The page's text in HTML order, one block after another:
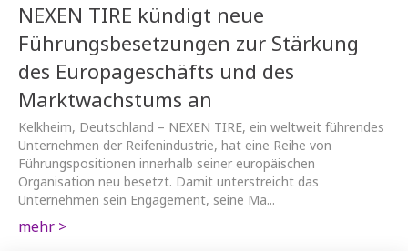
NEXEN TIRE kündigt neue
Führungsbesetzungen zur Stärkung
des Europageschäfts und des
Marktwachstums an
Kelkheim, Deutschland – NEXEN TIRE, ein weltweit führendes
Unternehmen der Reifenindustrie, hat eine Reihe von
Führungspositionen innerhalb seiner europäischen
Organisation neu besetzt. Damit unterstreicht das
Unternehmen sein Engagement, seine Ma...
mehr >